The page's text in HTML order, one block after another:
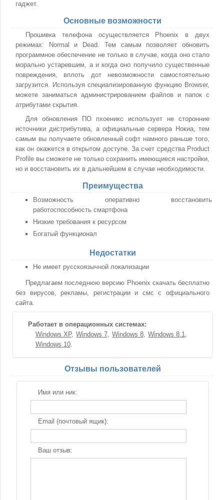
гаджет.
Основные возможности
Прошивка телефона осуществляется Phoenix в двух
режимах: Normal и Dead. Тем самым позволяет обновить
программное обеспечение не только в случае, когда оно стало
морально устаревшим, а и когда оно получило существенные
повреждения, вплоть дот невозможности самостоятельно
загрузится. Используя специализированную функцию Browser,
можете заниматься администрированием файлов и папок с
атрибутами скрытия.
Для обновления ПО пхоеникс использует не сторонние
источники дистрибутива, а официальные сервера Нокиа, тем
самым вы получаете обновленный софт намного раньше того,
как он окажется в открытом доступе. За счет средства Product
Profile вы сможете не только сохранить имеющиеся настройки,
но и восстановить их в дальнейшем в случае необходимости.
Преимущества
Возможность оперативно восстановить
работоспособность смартфона
Низкие требования к ресурсом
Богатый функционал
Недостатки
Не имеет русскоязычной локализации
Предлагаем последнюю версию Phoenix скачать бесплатно
без вирусов, рекламы, регистрации и смс с официального
сайта.
Работает в операционных системах:
Windows XP
Windows 7 Windows 8
Windows 8.1
Windows 10
Отзывы пользователей
Имя или ник:
Email (почтовый ящик):
Ваш отзыв: